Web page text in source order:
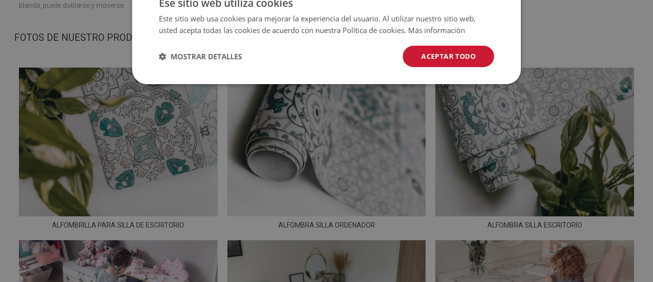
blanda, puede doblarse y moverse.
FOTOS DE NUESTRO PRODUCTO
ALFOMBRILLA PARA SILLA DE ESCRITORIO ALFOMBRA SILLA ORDENADOR ALFOMBRA SILLA ESCRITORIO
Este sitio web usa cookies para mejorar la experiencia del usuario. Al utilizar nuestro sitio web,
usted acepta todas las cookies de acuerdo con nuestra Política de cookies. Más información
ACEPTAR TODO
MOSTRAR DETALLES